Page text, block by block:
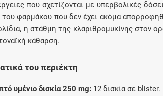
που σχετίζονται με υπερβολικές
του φαρμάκου που δεν έχει ακόμα
η στάθμη της κλαριθρομυκίνης στον
κάθαρση.
του περιέκτη
υμένιο δισκία 250 mg: 12 δισκία σε blister.